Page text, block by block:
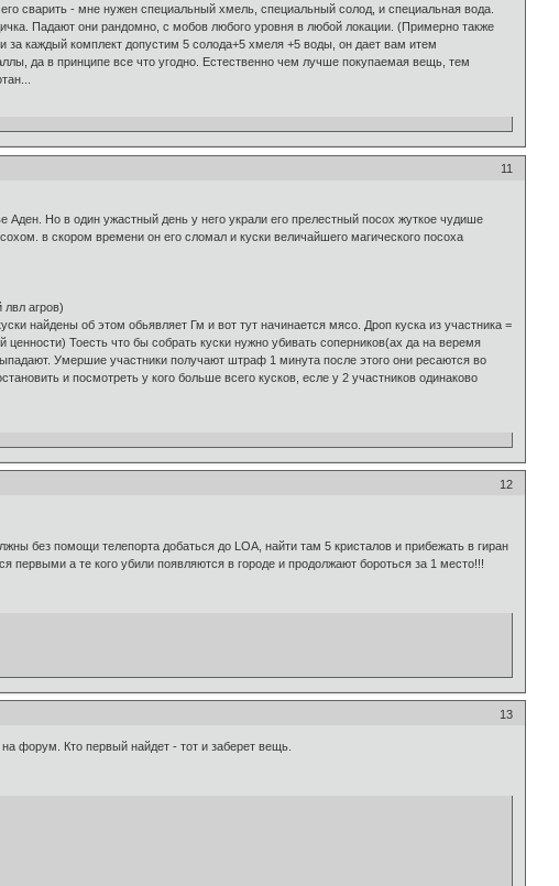
сварить - мне нужен специальный хмель, специальный солод, и специальная вода.
Падают они рандомно, с мобов любого уровня в любой локации. (Примерно также
каждый комплект допустим 5 солода+5 хмеля +5 воды, он дает вам итем
да в принципе все что угодно. Естественно чем лучше покупаемая вещь, тем
11
Но в один ужастный день у него украли его прелестный посох жуткое чудише
в скором времени он его сломал и куски величайшего магического посоха
агров)
найдены об этом обьявляет Гм и вот тут начинается мясо. Дроп куска из участника =
Тоесть что бы собрать куски нужно убивать соперников(ах да на веремя
Умершие участники получают штраф 1 минута после этого они ресаются во
и посмотреть у кого больше всего кусков, есле у 2 участников одинаково
12
без помощи телепорта добаться до LOA, найти там 5 кристалов и прибежать в гиран
первыми а те кого убили появляются в городе и продолжают бороться за 1 место!!!
13
форум. Кто первый найдет - тот и заберет вещь.